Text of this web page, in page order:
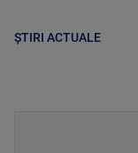
ȘTIRI ACTUALE